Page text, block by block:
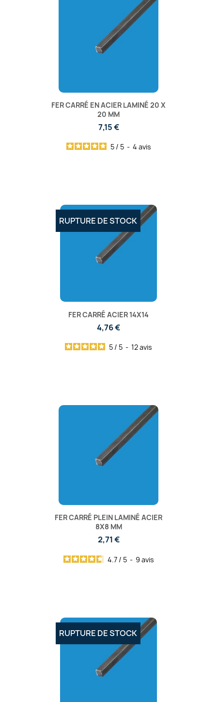
FER CARRÉ EN ACIER LAMINÉ 20 X
20 MM
7,15 €
5 / 5 - 4 avis
FER CARRÉ ACIER 14X14
4,76 €
5 / 5 - 12avis
RUPTURE DE STOCK
FER CARRÉ PLEIN LAMINÉ ACIER
8X8 MM
2,71 €
4.7 / 5 - 9 avis
RUPTURE DE STOCK